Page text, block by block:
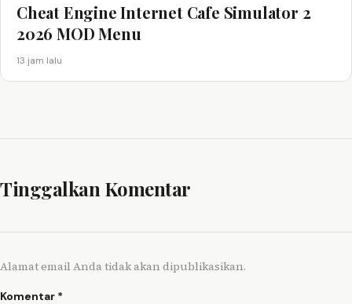
Cheat Engine Internet Cafe Simulator 2
2026 MOD Menu
13 jam lalu
Tinggalkan Komentar
Alamat email Anda tidak akan dipublikasikan.
Komentar *